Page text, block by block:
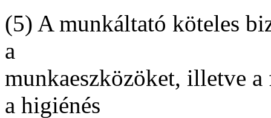
(5) A munkáltató köteles
a
munkaeszközöket, illetve a
a higiénés